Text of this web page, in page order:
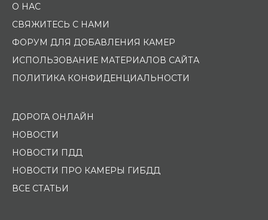
О НАС
СВЯЖИТЕСЬ С НАМИ
ФОРУМ ДЛЯ ДОБАВЛЕНИЯ КАМЕР
ИСПОЛЬЗОВАНИЕ МАТЕРИАЛОВ САЙТА
ПОЛИТИКА КОНФИДЕНЦИАЛЬНОСТИ
ДОРОГА ОНЛАЙН
НОВОСТИ
НОВОСТИ ПДД
НОВОСТИ ПРО КАМЕРЫ ГИБДД
ВСЕ СТАТЬИ